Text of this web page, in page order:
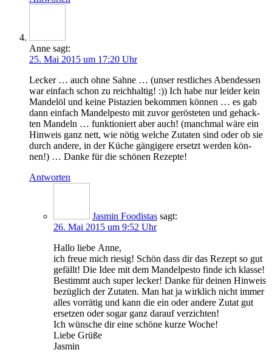
Anne sagt:
25. Mai 2015 um 17:20 Uhr
Lecker … auch ohne Sah­ne … (unser rest­li­ches Abend­essen
war ein­fach schon zu reich­hal­tig! :)) Ich habe nur lei­der kein
Man­del­öl und kei­ne Pis­ta­zi­en bekom­men kön­nen … es gab
dann ein­fach Man­del­pes­to mit zuvor gerös­te­ten und gehack­
ten Man­deln … funk­tio­niert aber auch! (manch­mal wäre ein
Hin­weis ganz nett, wie nötig wel­che Zuta­ten sind oder ob sie
durch ande­re, in der Küche gän­gi­ge­re ersetzt wer­den kön­
nen!) … Dan­ke für die schö­nen Rezepte!
Antworten
Jasmin Foodistas sagt:
26. Mai 2015 um 9:52 Uhr
Hal­lo lie­be Anne,
ich freue mich rie­sig! Schön dass dir das Rezept so gut
gefällt! Die Idee mit dem Man­del­pes­to fin­de ich klas­se!
Bestimmt auch super lecker! Dan­ke für dei­nen Hin­weis
bezüg­lich der Zuta­ten. Man hat ja wirk­lich nicht immer
alles vor­rä­tig und kann die ein oder ande­re Zutat gut
erset­zen oder sogar ganz dar­auf verzichten!
Ich wün­sche dir eine schö­ne kur­ze Woche!
Lie­be Grüße
Jasmin